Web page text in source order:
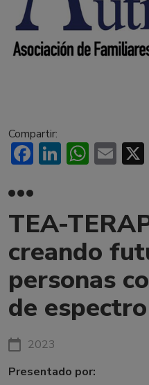
Compartir:
Facebook
LinkedIn
TEA-
creando
personas
de
2023
Presentado por: